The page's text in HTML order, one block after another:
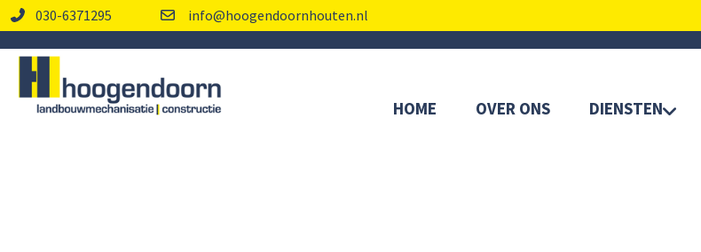
030-6371295 info@hoogendoornhouten.nl
HOME OVER ONS DIENSTEN